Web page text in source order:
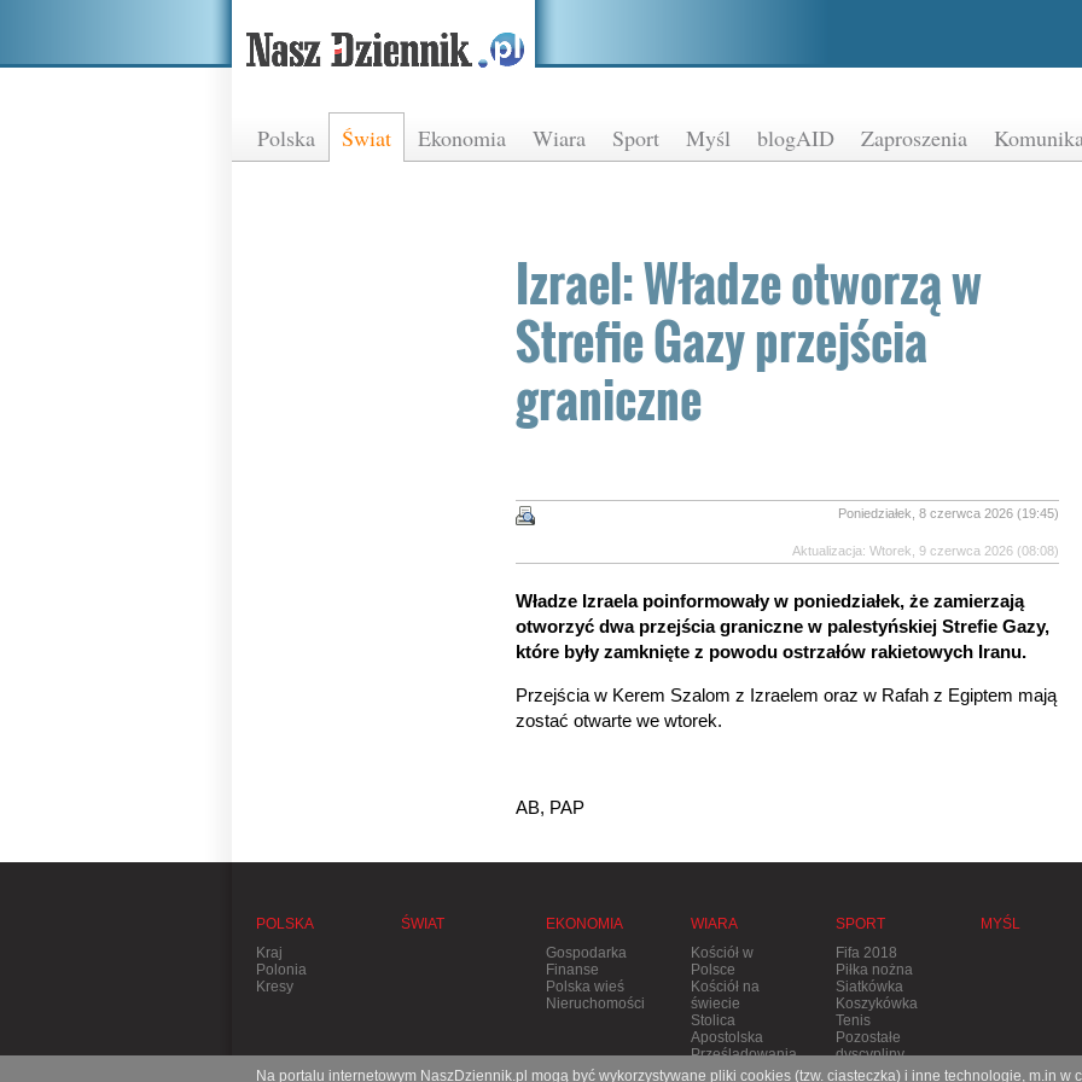
Polska Świat Ekonomia Wiara Sport Myśl blogAID Zaproszenia
Izrael: Władze otworzą w
Strefie Gazy przejścia
graniczne
Poniedziałek, 8 czerwca 2026 (19:45)
Aktualizacja: Wtorek, 9 czerwca 2026 (08:08)
Władze Izraela poinformowały w poniedziałek, że zamierzają
otworzyć dwa przejścia graniczne w palestyńskiej Strefie Gazy,
które były zamknięte z powodu ostrzałów rakietowych Iranu.
Przejścia w Kerem Szalom z Izraelem oraz w Rafah z Egiptem mają
zostać otwarte we wtorek.
AB, PAP
POLSKA
Kraj
Polonia
Kresy
ŚWIAT
EKONOMIA
Gospodarka
Finanse
Polska wieś
Nieruchomości
WIARA
Kościół w
Polsce
Kościół na
świecie
Stolica
Apostolska
Prześladowania
SPORT
Fifa 2018
Piłka nożna
Siatkówka
Koszykówka
Tenis
Pozostałe
dyscypliny
MYŚL
Na portalu internetowym NaszDziennik.pl mogą być wykorzystywane pliki cookies (tzw. ciasteczka) i inne technologie, m.in w